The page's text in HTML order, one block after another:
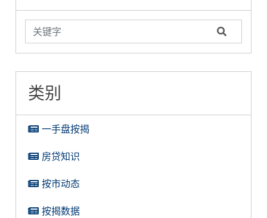
类别
一手盘按揭
房贷知识
按市动态
按揭数据